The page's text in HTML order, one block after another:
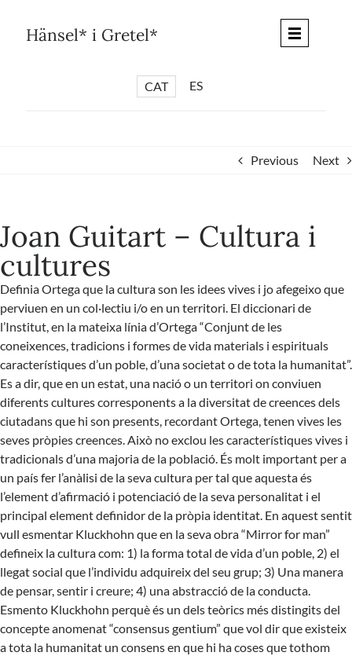
content
Hänsel* i Gretel*
CAT ES
*PISTES LITERÀRIES
* SÈRIE CULTURAL
*DIARI DEL DIA DESPRÉS
*QUIOSC HÄNSEL* i GRETEL*
*UNIVERS HÄNSEL* i GRETEL*
Previous Next
Joan Guitart – Cultura i
cultures
Definia Ortega que la cultura son les idees vives i jo afegeixo que
perviuen en un col·lectiu i/o en un territori. El diccionari de
l’Institut, en la mateixa línia d’Ortega “Conjunt de les
coneixences, tradicions i formes de vida materials i espirituals
característiques d’un poble, d’una societat o de tota la humanitat”.
Es a dir, que en un estat, una nació o un territori on conviuen
diferents cultures corresponents a la diversitat de creences dels
ciutadans que hi son presents, recordant Ortega, tenen vives les
seves pròpies creences. Això no exclou les característiques vives i
tradicionals d’una majoria de la població. És molt important per a
un país fer l’anàlisi de la seva cultura per tal que aquesta és
l’element d’afirmació i potenciació de la seva personalitat i el
principal element definidor de la pròpia identitat. En aquest sentit
vull esmentar Kluckhohn que en la seva obra “Mirror for man”
defineix la cultura com: 1) la forma total de vida d’un poble, 2) el
llegat social que l’individu adquireix del seu grup; 3) Una manera
de pensar, sentir i creure; 4) una abstracció de la conducta.
Esmento Kluckhohn perquè és un dels teòrics més distingits del
concepte anomenat “consensus gentium” que vol dir que existeix
a tota la humanitat un consens en que hi ha coses que tothom